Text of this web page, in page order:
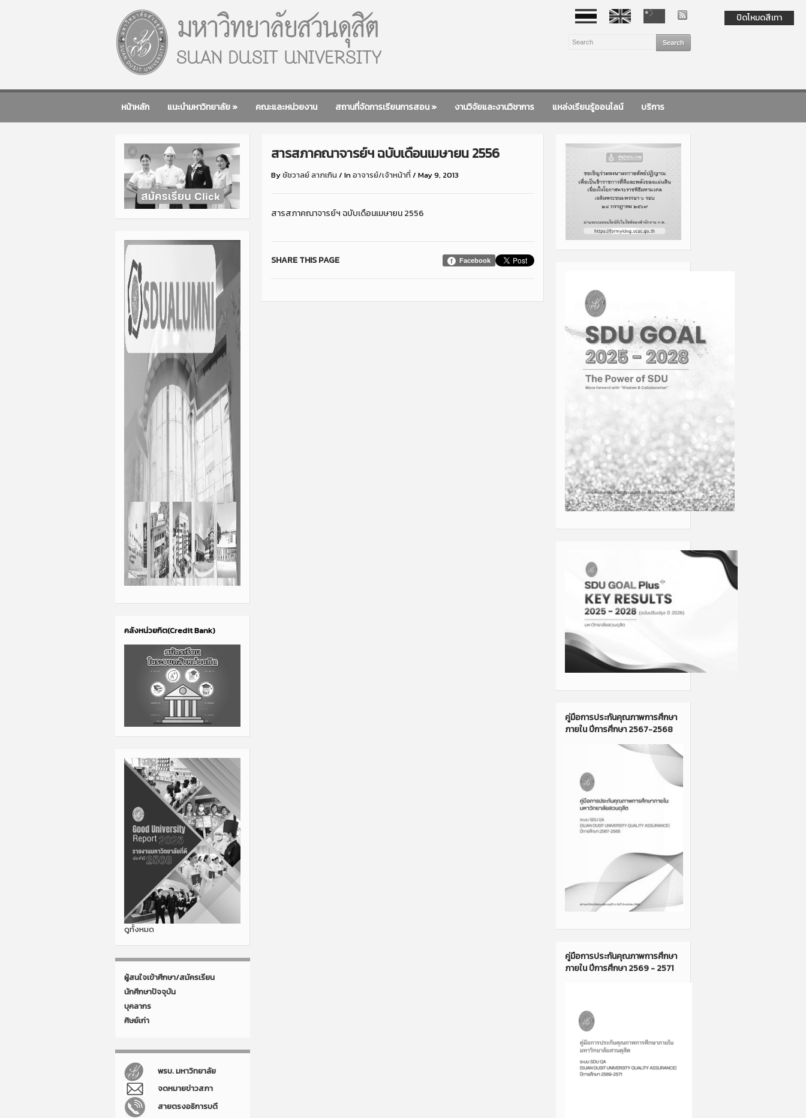
หน้าหลัก แนะนำมหาวิทยาลัย» คณะและหน่วยงาน สถานที่จัดการเรียนการสอน» งานวิจัยและงานวิชาการ แหล่งเรียนรู้ออนไลน์ บริการ
คลังหน่วยกิต(Credit Bank)
ดูทั้งหมด
ผู้สนใจเข้าศึกษา/สมัครเรียน
นักศึกษาปัจจุบัน
บุคลากร
ศิษย์เก่า
พรบ. มหาวิทยาลัย
จดหมายข่าวสภา
สายตรงอธิการบดี
สารสภาคณาจารย์ฯ ฉบับเดือนเมษายน 2556
Byชัชวาลย์ ลาภเกิน /Inอาจารย์/เจ้าหน้าที่/May 9, 2013
สารสภาคณาจารย์ฯ ฉบับเดือนเมษายน 2556
Facebook
SHARE THIS PAGE
คู่มือการประกันคุณภาพการศึกษา
ภายใน ปีการศึกษา 2567-2568
คู่มือการประกันคุณภาพการศึกษา
ภายใน ปีการศึกษา 2569 - 2571
ปิดโหมดสีเทา